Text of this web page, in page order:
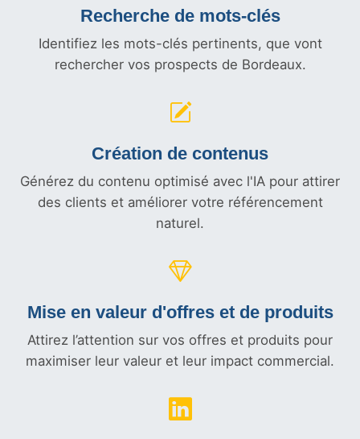
Recherche de mots-clés
Identifiez les mots-clés pertinents, que vont
rechercher vos prospects de Bordeaux.
Création de contenus
Générez du contenu optimisé avec l'IA pour attirer
des clients et améliorer votre référencement
naturel.
Mise en valeur d'offres et de produits
Attirez l’attention sur vos offres et produits pour
maximiser leur valeur et leur impact commercial.